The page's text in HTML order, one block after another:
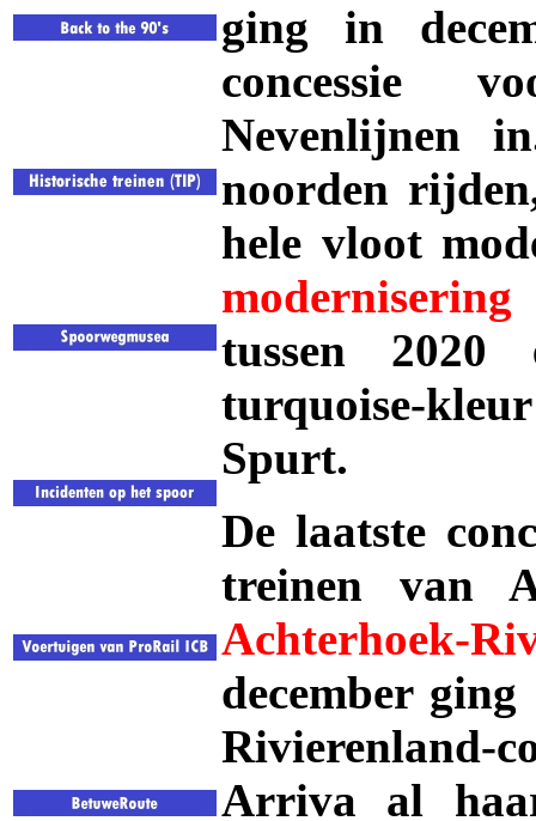
ging in
concessie
Nevenlijnen
noorden
hele vloot
modernisering
tussen 2020
turquoise-
Spurt.
De laatste
treinen van
Achterhoek-
december
Rivierenland-
Arriva al